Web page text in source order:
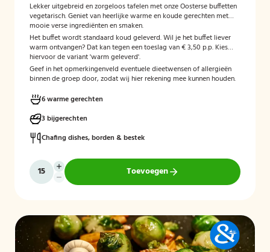
Lekker uitgebreid en zorgeloos tafelen met onze Oosterse buffetten
vegetarisch. Geniet van heerlijke warme en koude gerechten met
mooie verse ingrediënten en smaken.
Het buffet wordt standaard koud geleverd. Wil je het buffet liever
warm ontvangen? Dat kan tegen een toeslag van € 3,50 p.p. Kies
hiervoor de variant 'warm geleverd'.
Geef in het opmerkingenveld eventuele dieetwensen of allergieën
binnen de groep door, zodat wij hier rekening mee kunnen houden.
6 warme gerechten
3 bijgerechten
Chafing dishes, borden & bestek
Toevoegen